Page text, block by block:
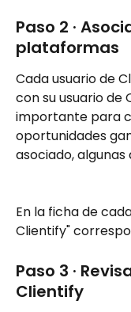
Paso 2 ·
plataformas
Cada usuario de
con su usuario de
importante para
oportunidades
asociado,
En la ficha de
Clientify"
Paso 3 ·
Clientify